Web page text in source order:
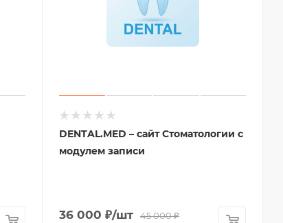
DENTAL.MED – сайт Стоматологии с
модулем записи
36 000 ₽/шт 45 000₽